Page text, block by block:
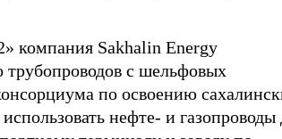
компания Sakhalin Energy
трубопроводов с шельфовых
по освоению
нефте- и газопроводы